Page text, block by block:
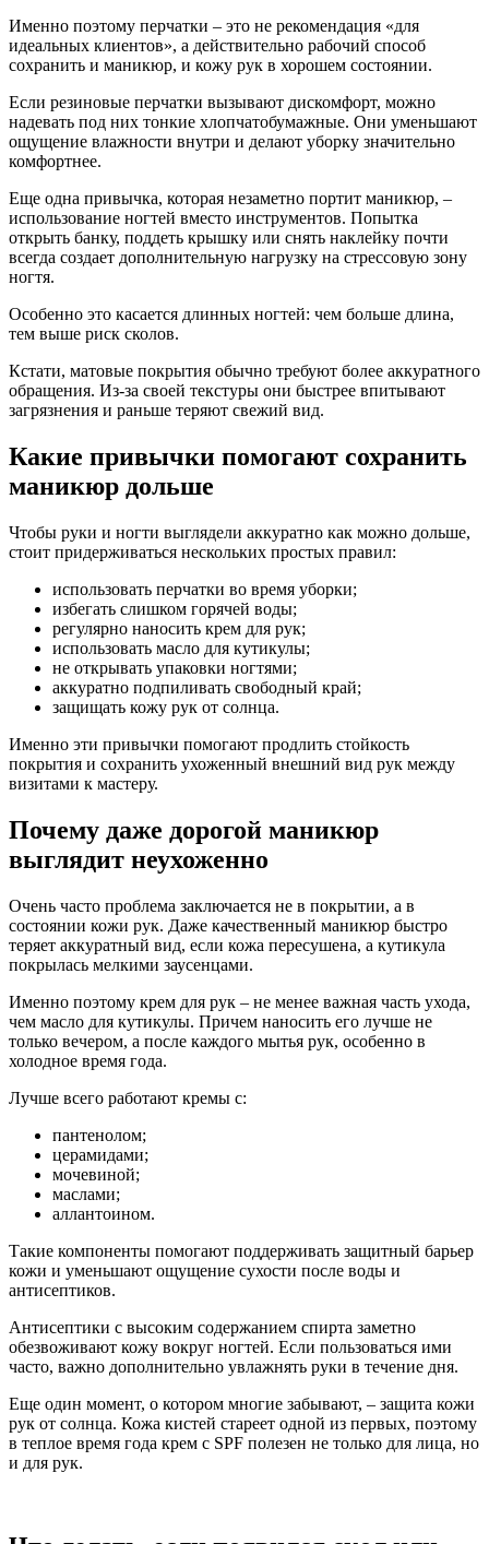
Именно поэтому перчатки – это не рекомендация «для
идеальных клиентов», а действительно рабочий способ
сохранить и маникюр, и кожу рук в хорошем состоянии.
Если резиновые перчатки вызывают дискомфорт, можно
надевать под них тонкие хлопчатобумажные. Они уменьшают
ощущение влажности внутри и делают уборку значительно
комфортнее.
Еще одна привычка, которая незаметно портит маникюр, –
использование ногтей вместо инструментов. Попытка
открыть банку, поддеть крышку или снять наклейку почти
всегда создает дополнительную нагрузку на стрессовую зону
ногтя.
Особенно это касается длинных ногтей: чем больше длина,
тем выше риск сколов.
Кстати, матовые покрытия обычно требуют более аккуратного
обращения. Из-за своей текстуры они быстрее впитывают
загрязнения и раньше теряют свежий вид.
Какие привычки помогают сохранить
маникюр дольше
Чтобы руки и ногти выглядели аккуратно как можно дольше,
стоит придерживаться нескольких простых правил:
использовать перчатки во время уборки;
избегать слишком горячей воды;
регулярно наносить крем для рук;
использовать масло для кутикулы;
не открывать упаковки ногтями;
аккуратно подпиливать свободный край;
защищать кожу рук от солнца.
Именно эти привычки помогают продлить стойкость
покрытия и сохранить ухоженный внешний вид рук между
визитами к мастеру.
Почему даже дорогой маникюр
выглядит неухоженно
Очень часто проблема заключается не в покрытии, а в
состоянии кожи рук. Даже качественный маникюр быстро
теряет аккуратный вид, если кожа пересушена, а кутикула
покрылась мелкими заусенцами.
Именно поэтому крем для рук – не менее важная часть ухода,
чем масло для кутикулы. Причем наносить его лучше не
только вечером, а после каждого мытья рук, особенно в
холодное время года.
Лучше всего работают кремы с:
пантенолом;
церамидами;
мочевиной;
маслами;
аллантоином.
Такие компоненты помогают поддерживать защитный барьер
кожи и уменьшают ощущение сухости после воды и
антисептиков.
Антисептики с высоким содержанием спирта заметно
обезвоживают кожу вокруг ногтей. Если пользоваться ими
часто, важно дополнительно увлажнять руки в течение дня.
Еще один момент, о котором многие забывают, – защита кожи
рук от солнца. Кожа кистей стареет одной из первых, поэтому
в теплое время года крем с SPF полезен не только для лица, но
и для рук.